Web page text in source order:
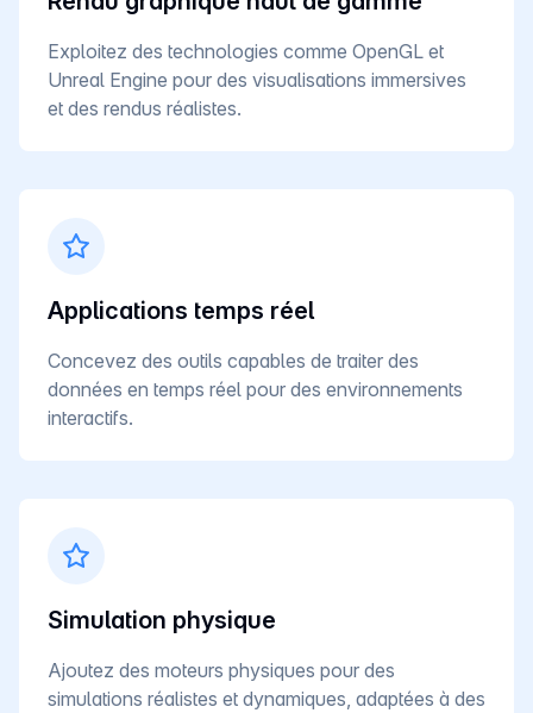
Exploitez des technologies comme OpenGL et
Unreal Engine pour des visualisations immersives
et des rendus réalistes.
Applications temps réel
Concevez des outils capables de traiter des
données en temps réel pour des environnements
interactifs.
Simulation physique
Ajoutez des moteurs physiques pour des
simulations réalistes et dynamiques, adaptées à des